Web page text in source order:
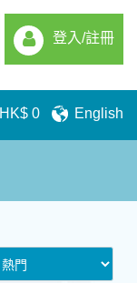
登入/註冊
HK$ 0 English